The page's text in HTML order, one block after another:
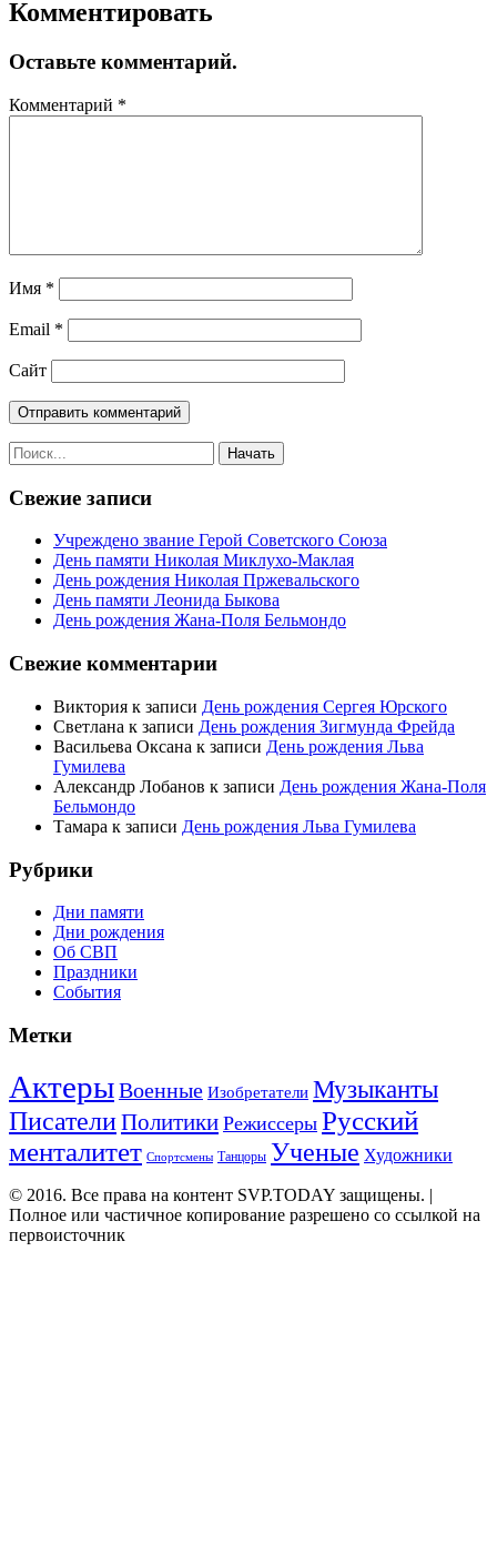
Комментировать
Оставьте комментарий.
Комментарий *
Имя *
Email *
Сайт
Свежие записи
Учреждено звание Герой Советского Союза
День памяти Николая Миклухо-Маклая
День рождения Николая Пржевальского
День памяти Леонида Быкова
День рождения Жана-Поля Бельмондо
Свежие комментарии
Виктория к записи День рождения Сергея Юрского
Светлана к записи День рождения Зигмунда Фрейда
Васильева Оксана к записи День рождения Льва
Гумилева
Александр Лобанов к записи День рождения Жана-Поля
Бельмондо
Тамара к записи День рождения Льва Гумилева
Рубрики
Дни памяти
Дни рождения
Об СВП
Праздники
События
Метки
АктерыВоенные Изобретатели Музыканты
ПисателиПолитики Режиссеры Русский
менталитет Спортсмены Танцоры Ученые Художники
© 2016. Все права на контент SVP.TODAY защищены. |
Полное или частичное копирование разрешено со ссылкой на
первоисточник